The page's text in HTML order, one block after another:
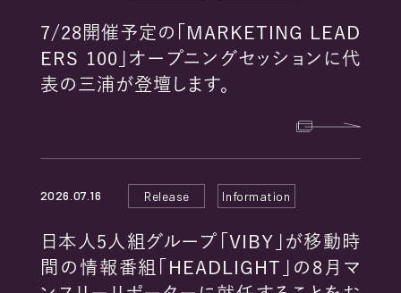
7/28開催予定の「MARKETING LEAD
ERS 100」オープニングセッションに代
表の三浦が登壇します。
2026.07.16 Release Information
日本人5人組グループ「VIBY」が移動時
間の情報番組「HEADLIGHT」の8月マ